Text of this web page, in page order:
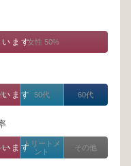
います女性 50%
ます 50代 60代
ます
ート
トリートメ
ント
その他